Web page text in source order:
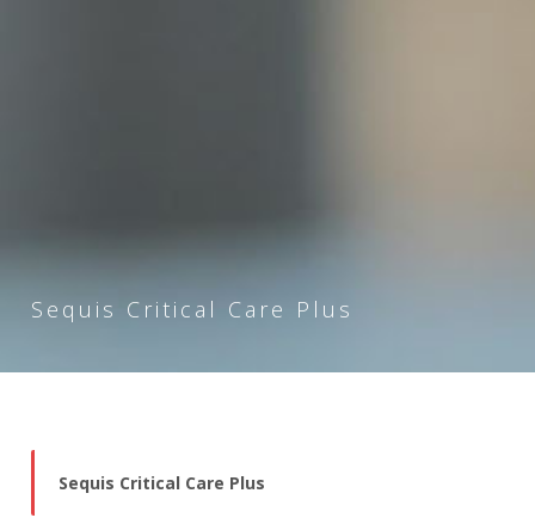
Sequis Critical Care Plus
Sequis Critical Care Plus